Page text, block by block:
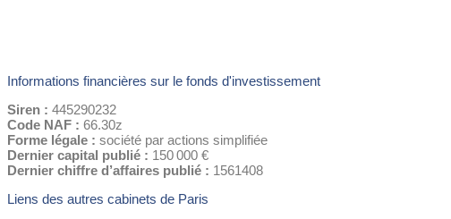
Informations financières sur le fonds d'investissement
Siren : 445290232
Code NAF : 66.30z
Forme légale : société par actions simplifiée
Dernier capital publié : 150 000 €
Dernier chiffre d’affaires publié : 1561408
Liens des autres cabinets de Paris